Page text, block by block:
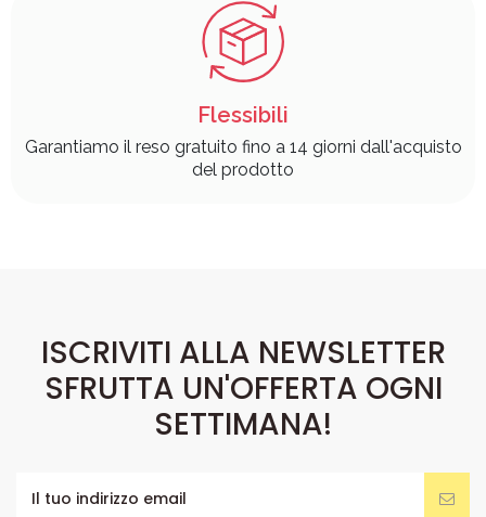
Flessibili
Garantiamo il reso gratuito fino a 14 giorni dall'acquisto
del prodotto
ISCRIVITI ALLA NEWSLETTER
SFRUTTA UN'OFFERTA OGNI
SETTIMANA!